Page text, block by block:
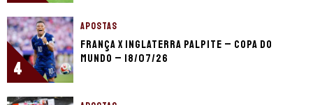
4
APOSTAS
França x Inglaterra palpite – Copa do
Mundo – 18/07/26